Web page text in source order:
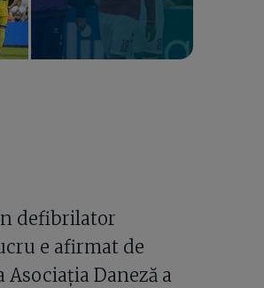
defibrilator
e afirmat de
Daneză a